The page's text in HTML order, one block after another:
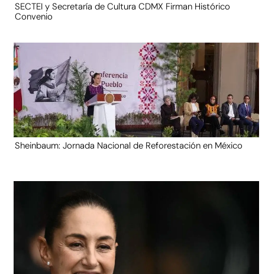
SECTEI y Secretaría de Cultura CDMX Firman Histórico
Convenio
Sheinbaum: Jornada Nacional de Reforestación en México